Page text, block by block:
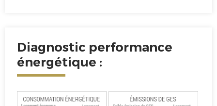
Diagnostic performance
énergétique :